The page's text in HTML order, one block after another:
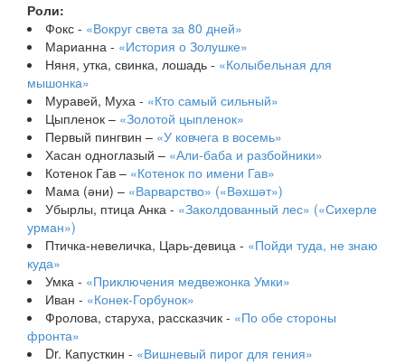
Роли:
Фокс - «Вокруг света за 80 дней»
Марианна - «История о Золушке»
Няня, утка, свинка, лошадь - «Колыбельная для
мышонка»
Муравей, Муха - «Кто самый сильный»
Цыпленок – «Золотой цыпленок»
Первый пингвин – «У ковчега в восемь»
Хасан одноглазый – «Али-баба и разбойники»
Котенок Гав – «Котенок по имени Гав»
Мама (әни) – «Варварство» («Вәхшәт»)
Убырлы, птица Анка - «Заколдованный лес» («Сихерле
урман»)
Птичка-невеличка, Царь-девица - «Пойди туда, не знаю
куда»
Умка - «Приключения медвежонка Умки»
Иван - «Конек-Горбунок»
Фролова, старуха, рассказчик - «По обе стороны
фронта»
Dr. Капусткин - «Вишневый пирог для гения»